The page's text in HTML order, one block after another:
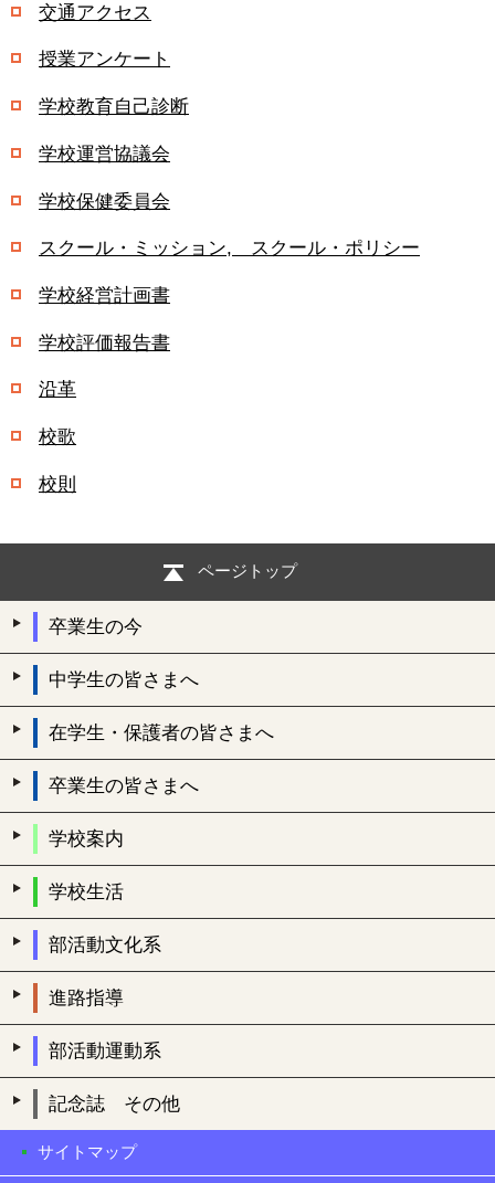
交通アクセス
授業アンケート
学校教育自己診断
学校運営協議会
学校保健委員会
スクール・ミッション, スクール・ポリシー
学校経営計画書
学校評価報告書
沿革
校歌
校則
ページトップ
卒業生の今
中学生の皆さまへ
在学生・保護者の皆さまへ
卒業生の皆さまへ
学校案内
学校生活
部活動文化系
進路指導
部活動運動系
記念誌 その他
サイトマップ